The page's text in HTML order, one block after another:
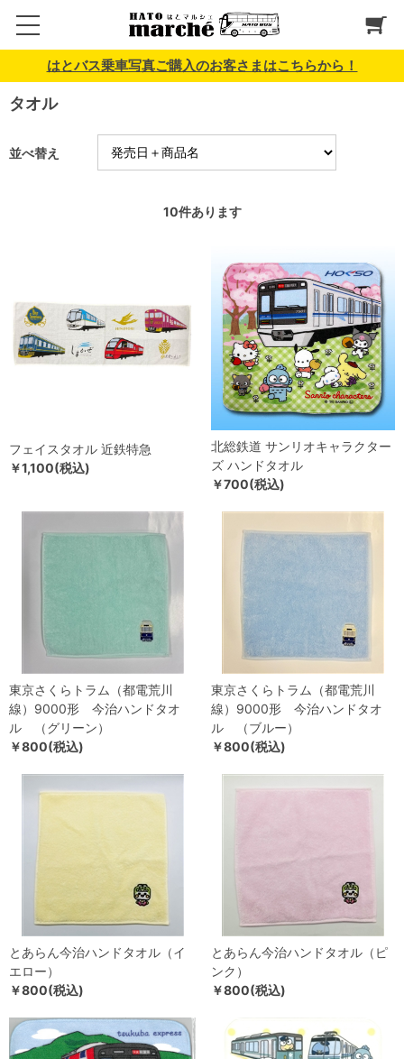
はとバス乗車写真ご購入のお客さまはこちらから！
タオル
並べ替え
10件あります
フェイスタオル 近鉄特急
￥1,100(税込)
北総鉄道 サンリオキャラクター
ズ ハンドタオル
￥700(税込)
東京さくらトラム（都電荒川
線）9000形 今治ハンドタオ
ル （グリーン）
￥800(税込)
東京さくらトラム（都電荒川
線）9000形 今治ハンドタオ
ル （ブルー）
￥800(税込)
とあらん今治ハンドタオル（イ
エロー）
￥800(税込)
とあらん今治ハンドタオル（ピ
ンク）
￥800(税込)